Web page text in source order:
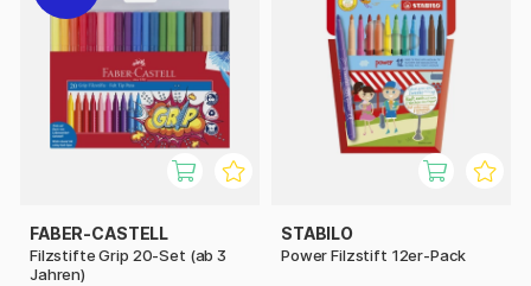
FABER-CASTELL
Filzstifte Grip 20-Set (ab 3
Jahren)
STABILO
Power Filzstift 12er-Pack